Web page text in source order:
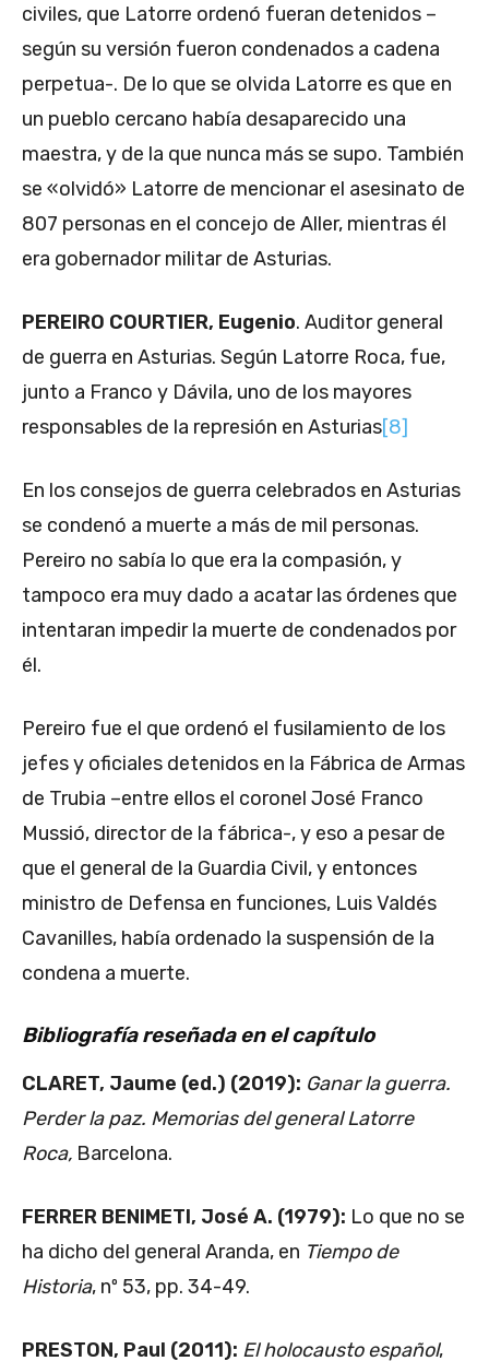
civiles, que Latorre ordenó fueran detenidos –
según su versión fueron condenados a cadena
perpetua-. De lo que se olvida Latorre es que en
un pueblo cercano había desaparecido una
maestra, y de la que nunca más se supo. También
se «olvidó» Latorre de mencionar el asesinato de
807 personas en el concejo de Aller, mientras él
era gobernador militar de Asturias.
PEREIRO COURTIER, Eugenio. Auditor general
de guerra en Asturias. Según Latorre Roca, fue,
junto a Franco y Dávila, uno de los mayores
responsables de la represión en Asturias[8]
En los consejos de guerra celebrados en Asturias
se condenó a muerte a más de mil personas.
Pereiro no sabía lo que era la compasión, y
tampoco era muy dado a acatar las órdenes que
intentaran impedir la muerte de condenados por
él.
Pereiro fue el que ordenó el fusilamiento de los
jefes y oficiales detenidos en la Fábrica de Armas
de Trubia –entre ellos el coronel José Franco
Mussió, director de la fábrica-, y eso a pesar de
que el general de la Guardia Civil, y entonces
ministro de Defensa en funciones, Luis Valdés
Cavanilles, había ordenado la suspensión de la
condena a muerte.
Bibliografía reseñada en el capítulo
CLARET, Jaume (ed.) (2019): Ganar la guerra.
Perder la paz. Memorias del general Latorre
Roca, Barcelona.
FERRER BENIMETI, José A. (1979): Lo que no se
ha dicho del general Aranda, en Tiempo de
Historia, nº 53, pp. 34-49.
PRESTON, Paul (2011): El holocausto español,